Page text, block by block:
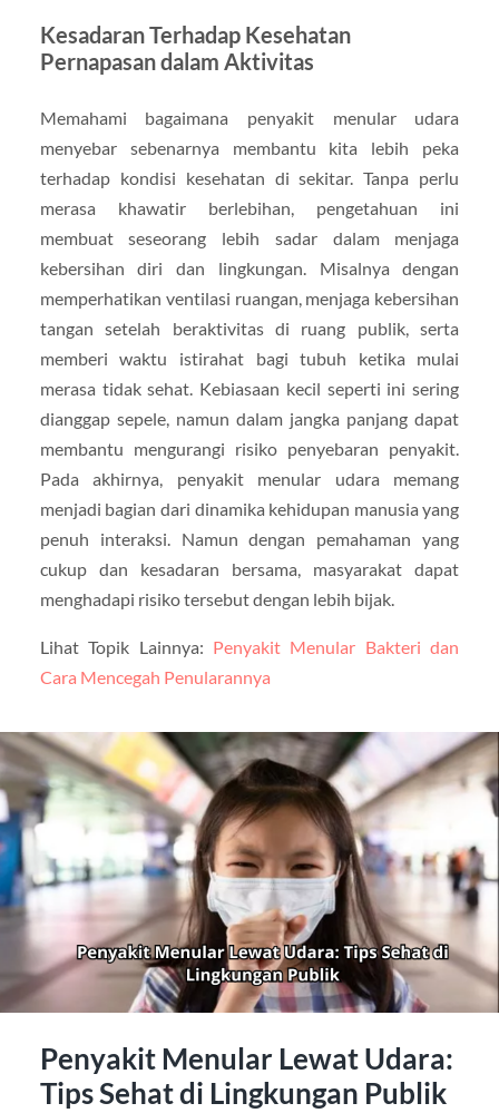
Kesadaran Terhadap Kesehatan
Pernapasan dalam Aktivitas
Memahami bagaimana penyakit menular udara
menyebar sebenarnya membantu kita lebih peka
terhadap kondisi kesehatan di sekitar. Tanpa perlu
merasa khawatir berlebihan, pengetahuan ini
membuat seseorang lebih sadar dalam menjaga
kebersihan diri dan lingkungan. Misalnya dengan
memperhatikan ventilasi ruangan, menjaga kebersihan
tangan setelah beraktivitas di ruang publik, serta
memberi waktu istirahat bagi tubuh ketika mulai
merasa tidak sehat. Kebiasaan kecil seperti ini sering
dianggap sepele, namun dalam jangka panjang dapat
membantu mengurangi risiko penyebaran penyakit.
Pada akhirnya, penyakit menular udara memang
menjadi bagian dari dinamika kehidupan manusia yang
penuh interaksi. Namun dengan pemahaman yang
cukup dan kesadaran bersama, masyarakat dapat
menghadapi risiko tersebut dengan lebih bijak.
Lihat Topik Lainnya: Penyakit Menular Bakteri dan
Cara Mencegah Penularannya
Penyakit Menular Lewat Udara:
Tips Sehat di Lingkungan Publik